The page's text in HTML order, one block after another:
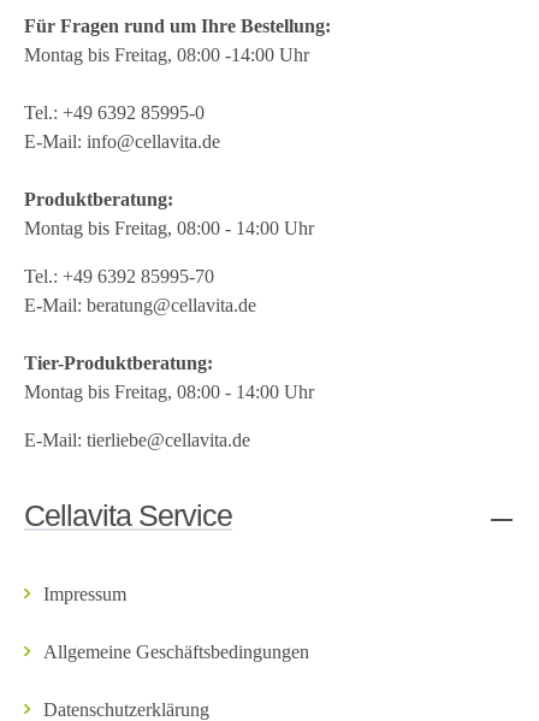
Für Fragen rund um Ihre Bestellung:
Montag bis Freitag, 08:00 -14:00 Uhr
Tel.: +49 6392 85995-0
E-Mail: info@cellavita.de
Produktberatung:
Montag bis Freitag, 08:00 - 14:00 Uhr
Tel.: +49 6392 85995-70
E-Mail: beratung@cellavita.de
Tier-Produktberatung:
Montag bis Freitag, 08:00 - 14:00 Uhr
E-Mail: tierliebe@cellavita.de
Cellavita Service
Impressum
Allgemeine Geschäftsbedingungen
Datenschutzerklärung